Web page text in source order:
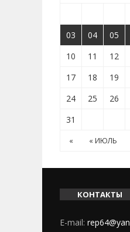
03
04 05
10
11 12
17
18 19
24
25 26
31
« « ИЮЛЬ
КОНТАКТЫ
E-mail: